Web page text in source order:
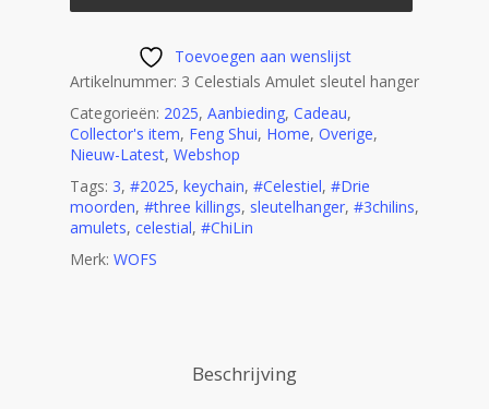
Toevoegen aan wenslijst
Artikelnummer: 3 Celestials Amulet sleutel hanger
Categorieën: 2025, Aanbieding, Cadeau,
Collector's item, Feng Shui, Home, Overige,
Nieuw-Latest, Webshop
Tags: 3, #2025, keychain, #Celestiel, #Drie
moorden, #three killings, sleutelhanger, #3chilins,
amulets, celestial, #ChiLin
Merk: WOFS
Beschrijving